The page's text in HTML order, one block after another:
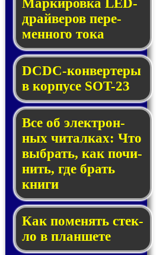
Маркировка LED-
драй­ве­ров пе­ре­
мен­но­го то­ка
DCDC-кон­вер­те­ры
в кор­пу­се SOT-23
Все об элек­трон­
ных чи­тал­ках: Что
выб­рать, как по­чи­
нить, где брать
кни­ги
Как по­ме­нять стек­
ло в планшете